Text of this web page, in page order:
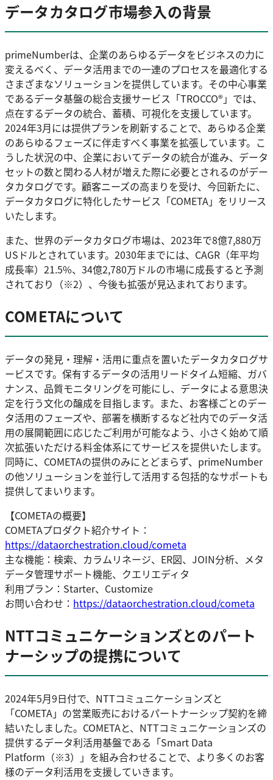
データカタログ市場参入の背景
primeNumberは、企業のあらゆるデータをビジネスの力に
変えるべく、データ活用までの一連のプロセスを最適化する
さまざまなソリューションを提供しています。その中心事業
であるデータ基盤の総合支援サービス「TROCCO®」では、
点在するデータの統合、蓄積、可視化を支援しています。
2024年3月には提供プランを刷新することで、あらゆる企業
のあらゆるフェーズに伴走すべく事業を拡張しています。こ
うした状況の中、企業においてデータの統合が進み、データ
セットの数と関わる人材が増えた際に必要とされるのがデー
タカタログです。顧客ニーズの高まりを受け、今回新たに、
データカタログに特化したサービス「COMETA」をリリース
いたします。
また、世界のデータカタログ市場は、2023年で8億7,880万
USドルとされています。2030年までには、CAGR（年平均
成長率）21.5%、34億2,780万ドルの市場に成長すると予測
されており（※2）、今後も拡張が見込まれております。
COMETAについて
データの発見・理解・活用に重点を置いたデータカタログサ
ービスです。保有するデータの活用リードタイム短縮、ガバ
ナンス、品質モニタリングを可能にし、データによる意思決
定を行う文化の醸成を目指します。また、お客様ごとのデー
タ活用のフェーズや、部署を横断するなど社内でのデータ活
用の展開範囲に応じたご利用が可能なよう、小さく始めて順
次拡張いただける料金体系にてサービスを提供いたします。
同時に、COMETAの提供のみにとどまらず、primeNumber
の他ソリューションを並行して活用する包括的なサポートも
提供してまいります。
【COMETAの概要】
COMETAプロダクト紹介サイト：
https://dataorchestration.cloud/cometa
主な機能：検索、カラムリネージ、ER図、JOIN分析、メタ
データ管理サポート機能、クエリエディタ
利用プラン：Starter、Customize
お問い合わせ： https://dataorchestration.cloud/cometa
NTTコミュニケーションズとのパート
ナーシップの提携について
2024年5月9日付で、NTTコミュニケーションズと
「COMETA」の営業販売におけるパートナーシップ契約を締
結いたしました。COMETAと、NTTコミュニケーションズの
提供するデータ利活用基盤である「Smart Data
Platform（※3）」を組み合わせることで、より多くのお客
様のデータ利活用を支援していきます。